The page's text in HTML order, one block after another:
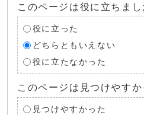
このページは役に立ちまし
役に立った
どちらともいえない
役に立たなかった
このページは見つけやすか
見つけやすかった